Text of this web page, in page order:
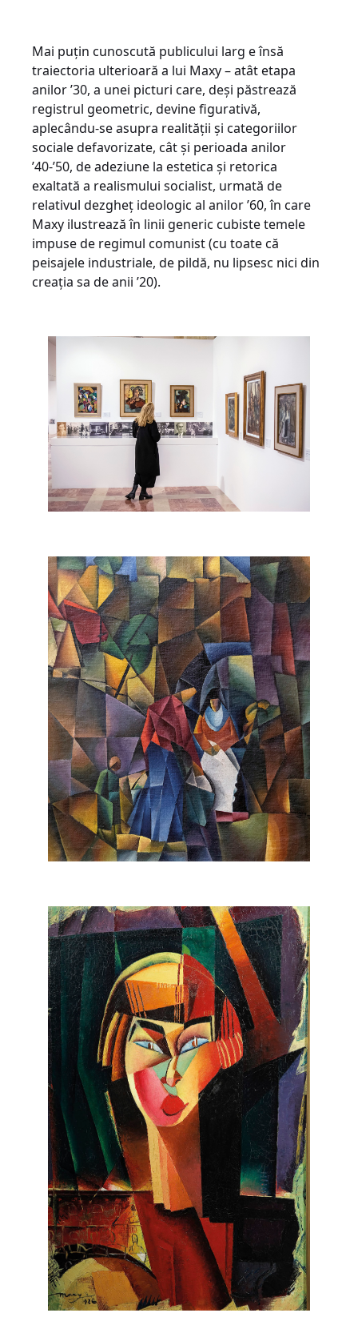
Mai puțin cunoscută publicului larg e însă
traiectoria ulterioară a lui Maxy – atât etapa
anilor ’30, a unei picturi care, deși păstrează
registrul geometric, devine figurativă,
aplecându-se asupra realității și categoriilor
sociale defavorizate, cât și perioada anilor
’40-’50, de adeziune la estetica și retorica
exaltată a realismului socialist, urmată de
relativul dezgheț ideologic al anilor ’60, în care
Maxy ilustrează în linii generic cubiste temele
impuse de regimul comunist (cu toate că
peisajele industriale, de pildă, nu lipsesc nici din
creația sa de anii ’20).